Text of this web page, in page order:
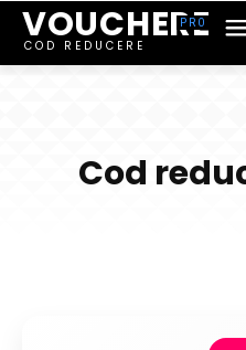
VOUCHERE
COD REDUCERE
Cod